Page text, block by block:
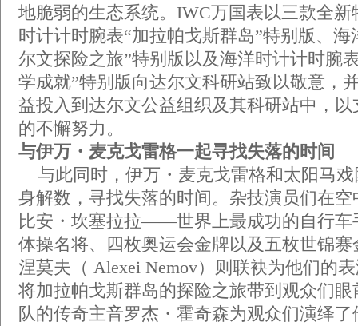
地脆弱的生态系统。IWC万国表以三款全
时计计时腕表“加拉帕戈斯群岛”特别版、海
尔文探险之旅”特别版以及海洋时计计时腕
学成就”特别版向达尔文科研站致以敬意，
益投入到达尔文公益组织及其科研站中，
的不懈努力。
与伊万・麦克戈雷格一起寻找失落的时间
与此同时，伊万・麦克戈雷格和太阳马
身解数，寻找失落的时间。杂技演员们在
比安・坎塞拉拉――世界上最成功的自行车
体操名将、四枚奥运会金牌以及五枚世锦
涅莫夫（ Alexei Nemov）则联袂为他们的
将加拉帕戈斯群岛的探险之旅带到观众们眼
队的传奇主音罗杰・霍奇森为观众们演绎了